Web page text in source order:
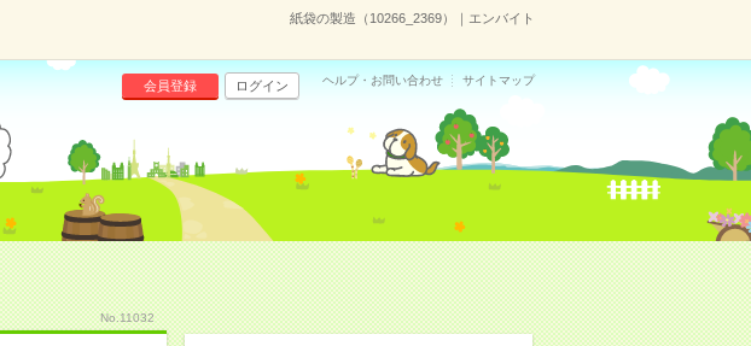
紙袋の製造（10266_2369）｜エンバイト
会員登録 ログイン ヘルプ・お問い合わせ サイトマップ
No.11032